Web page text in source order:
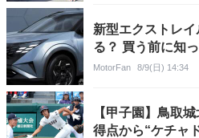
新型エクストレ
る？ 買う前に知
MotorFan 8/9(日) 14:34
【甲子園】鳥取
得点から“ケチャ